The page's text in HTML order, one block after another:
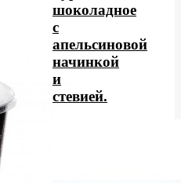
шоколадное
с
апельсиновой
начинкой
и
стевией.